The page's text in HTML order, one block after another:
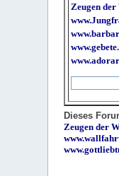
Zeugen
Dieses
Zeugen der